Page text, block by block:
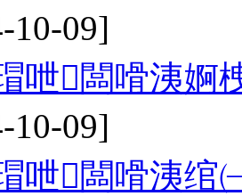
10-09]
呭闆嗗洟婀
10-09]
呭闆嗗洟绾